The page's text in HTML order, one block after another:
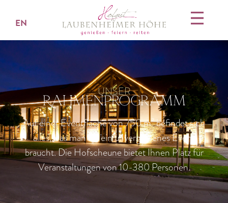
EN
UNSER
Rahmenprogramm
Auf einer Eventfläche von 750 m² befindet sich
alles, was man für ein unvergessenes Event
braucht. Die Hofscheune bietet Ihnen Platz für
Veranstaltungen von 10-380 Personen.